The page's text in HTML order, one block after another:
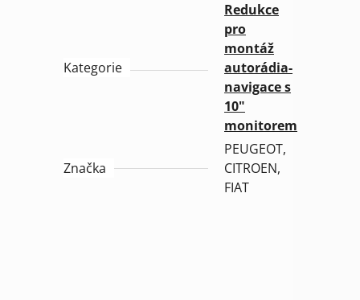
Kategorie
Redukce
pro
montáž
autorádia-
navigace s
10"
monitorem
Značka
PEUGEOT,
CITROEN,
FIAT